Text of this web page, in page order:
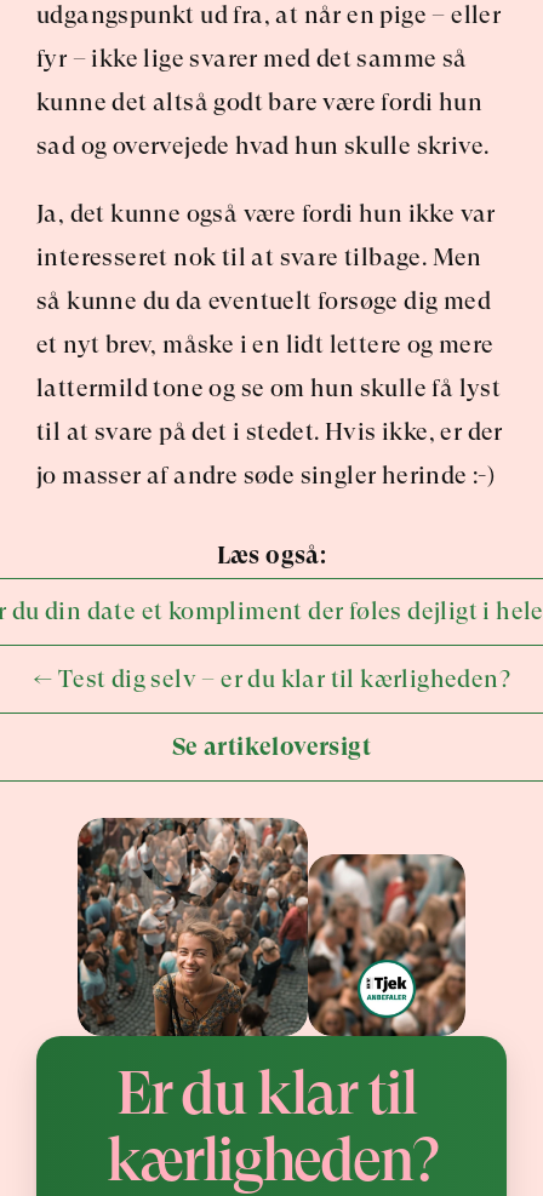
udgangspunkt ud fra, at når en pige – eller
fyr – ikke lige svarer med det samme så
kunne det altså godt bare være fordi hun
sad og overvejede hvad hun skulle skrive.
Ja, det kunne også være fordi hun ikke var
interesseret nok til at svare tilbage. Men
så kunne du da eventuelt forsøge dig med
et nyt brev, måske i en lidt lettere og mere
lattermild tone og se om hun skulle få lyst
til at svare på det i stedet. Hvis ikke, er der
jo masser af andre søde singler herinde :-)
Læs også:
du din date et kompliment der føles dejligt i
← Test dig selv – er du klar til kærligheden?
Se artikeloversigt
Er du klar til
kærligheden?